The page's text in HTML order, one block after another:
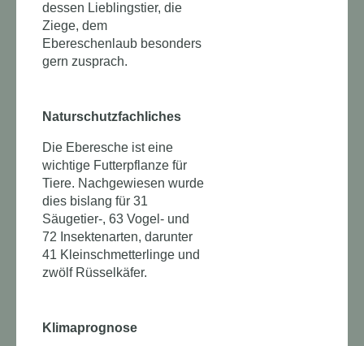
dessen Lieblingstier, die
Ziege, dem
Ebereschenlaub besonders
gern zusprach.
Naturschutzfachliches
Die Eberesche ist eine
wichtige Futterpflanze für
Tiere. Nachgewiesen wurde
dies bislang für 31
Säugetier-, 63 Vogel- und
72 Insektenarten, darunter
41 Kleinschmetterlinge und
zwölf Rüsselkäfer.
Klimaprognose